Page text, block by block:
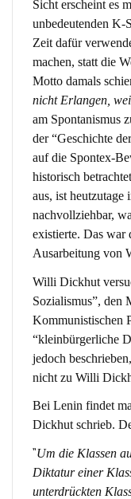
Sicht erscheint es
unbedeutenden K-
Zeit dafür
machen, statt die
Motto damals
nicht Erlangen,
am Spontanismus
der “Geschichte
auf die Spontex-
historisch
aus, ist heutzutage
nachvollziehbar,
existierte. Das war
Ausarbeitung von
Willi Dickhut
Sozialismus”, den
Kommunistischen
“kleinbürgerliche
jedoch
nicht zu Willi
Bei Lenin findet
Dickhut schrieb.
“Um die Klassen
Diktatur einer
unterdrückten